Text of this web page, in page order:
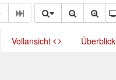
Vollansicht Überblick